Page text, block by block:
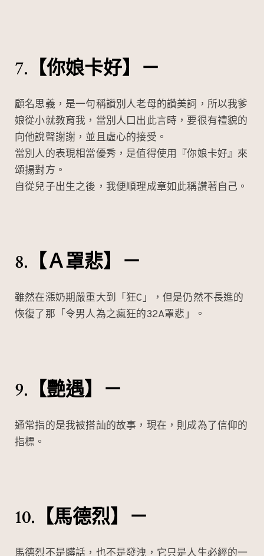
7.【你娘卡好】－
顧名思義，是一句稱讚別人老母的讚美詞，所以我爹
娘從小就教育我，當別人口出此言時，要很有禮貌的
向他說聲謝謝，並且虛心的接受。
當別人的表現相當優秀，是值得使用『你娘卡好』來
頌揚對方。
自從兒子出生之後，我便順理成章如此稱讚著自己。
8.【Ａ罩悲】－
雖然在漲奶期嚴重大到「狂C」，但是仍然不長進的
恢復了那「令男人為之瘋狂的32A罩悲」。
9.【艷遇】－
通常指的是我被搭訕的故事，現在，則成為了信仰的
指標。
10.【馬德烈】－
馬德烈不是髒話，也不是發洩，它只是人生必經的一